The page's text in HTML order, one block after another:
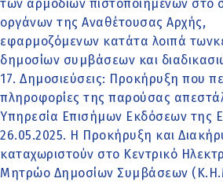
των αρμόδιων πιστοποιημένων στο
οργάνων της Αναθέτουσας Αρχής,
εφαρμοζόμενων κατάτα λοιπά
δημοσίων συμβάσεων και
17. Δημοσιεύσεις: Προκήρυξη που
πληροφορίες της παρούσας
Υπηρεσία Επισήμων Εκδόσεων της
26.05.2025. Η Προκήρυξη και
καταχωριστούν στο Κεντρικό
Μητρώο Δημοσίων Συμβάσεων